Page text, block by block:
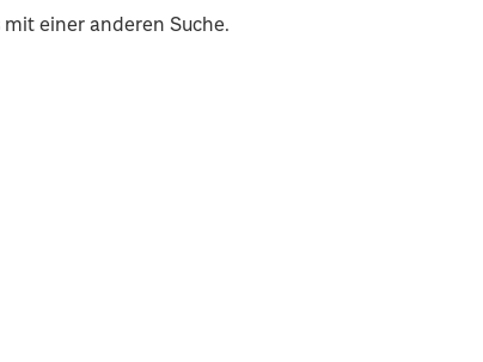
mit einer anderen Suche.